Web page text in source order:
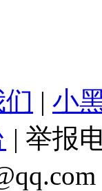
| 小
| 举报